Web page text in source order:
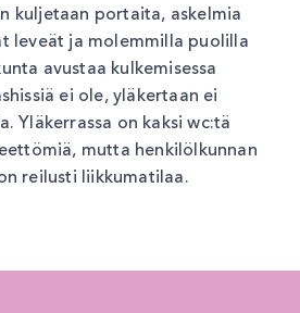
kuljetaan portaita, askelmia
leveät ja molemmilla puolilla
avustaa kulkemisessa
ei ole, yläkertaan ei
Yläkerrassa on kaksi wc:tä
mutta henkilölkunnan
reilusti liikkumatilaa.